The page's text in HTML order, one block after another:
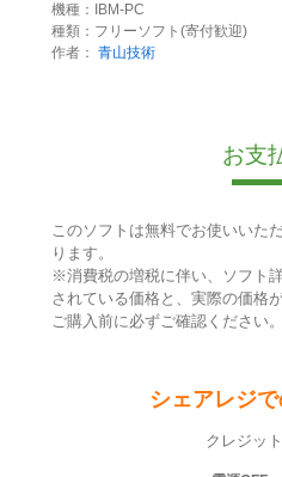
機種：IBM-PC
種類：フリーソフト(寄付歓迎)
作者： 青山技術
お支
このソフトは無料でお使いいた
ります。
※消費税の増税に伴い、ソフト
されている価格と、実際の価格
ご購入前に必ずご確認ください。
シェアレジ
クレジッ